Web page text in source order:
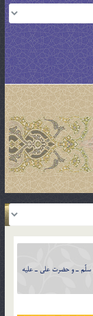
و سلّم ـ و حضرت علي ـ عليه